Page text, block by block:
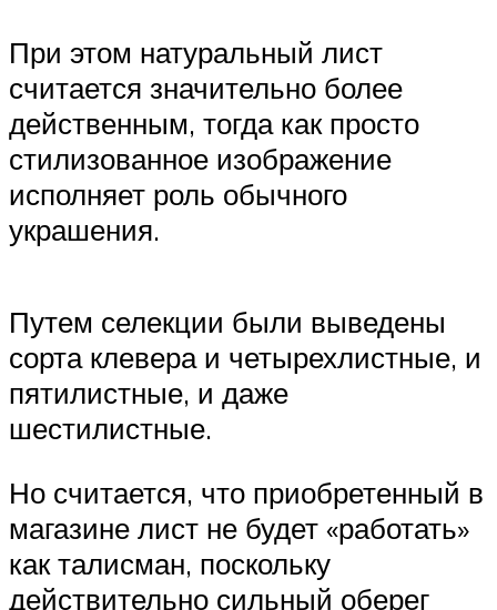
При этом натуральный лист
считается значительно более
действенным, тогда как просто
стилизованное изображение
исполняет роль обычного
украшения.
Путем селекции были выведены
сорта клевера и четырехлистные, и
пятилистные, и даже
шестилистные.
Но считается, что приобретенный в
магазине лист не будет «работать»
как талисман, поскольку
действительно сильный оберег